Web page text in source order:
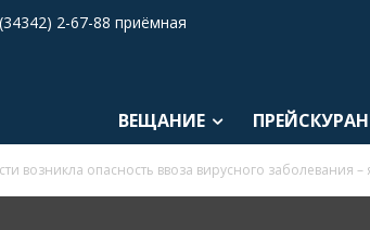
2-67-88 приёмная
ВЕЩАНИЕ
возникла опасность ввоза вирусного заболевания